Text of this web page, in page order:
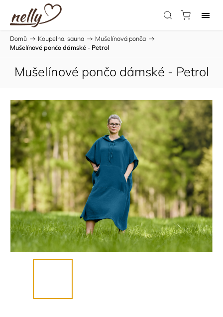
Domů / Koupelna, sauna / Mušelínová ponča /
Mušelínové pončo dámské - Petrol
Mušelínové pončo dámské - Petrol